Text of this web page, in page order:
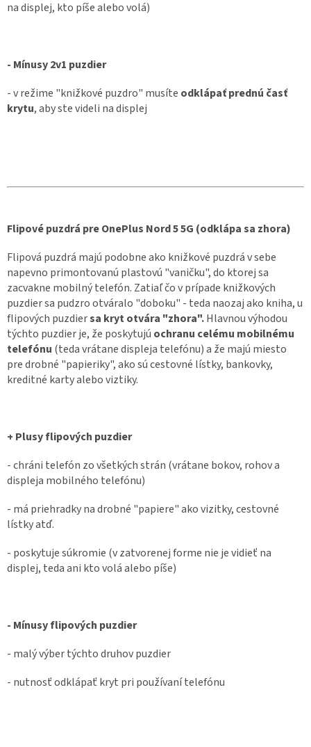
na displej, kto píše alebo volá)
- Mínusy 2v1 puzdier
- v režime "knižkové puzdro" musíte odklápať prednú časť
krytu, aby ste videli na displej
Flipové puzdrá pre OnePlus Nord 5 5G (odklápa sa zhora)
Flipová puzdrá majú podobne ako knižkové puzdrá v sebe
napevno primontovanú plastovú "vaničku", do ktorej sa
zacvakne mobilný telefón. Zatiaľ čo v prípade knižkových
puzdier sa pudzro otváralo "doboku" - teda naozaj ako kniha, u
flipových puzdiersa kryt otvára "zhora".Hlavnou výhodou
týchto puzdier je, že poskytujú ochranu celému mobilnému
telefónu (teda vrátane displeja telefónu) a že majú miesto
pre drobné "papieriky", ako sú cestovné lístky, bankovky,
kreditné karty alebo viztiky.
+ Plusy flipových puzdier
- chráni telefón zo všetkých strán (vrátane bokov, rohov a
displeja mobilného telefónu)
- má priehradky na drobné "papiere" ako vizitky, cestovné
lístky atď.
- poskytuje súkromie (v zatvorenej forme nie je vidieť na
displej, teda ani kto volá alebo píše)
- Mínusy flipových puzdier
- malý výber týchto druhov puzdier
- nutnosť odklápať kryt pri používaní telefónu